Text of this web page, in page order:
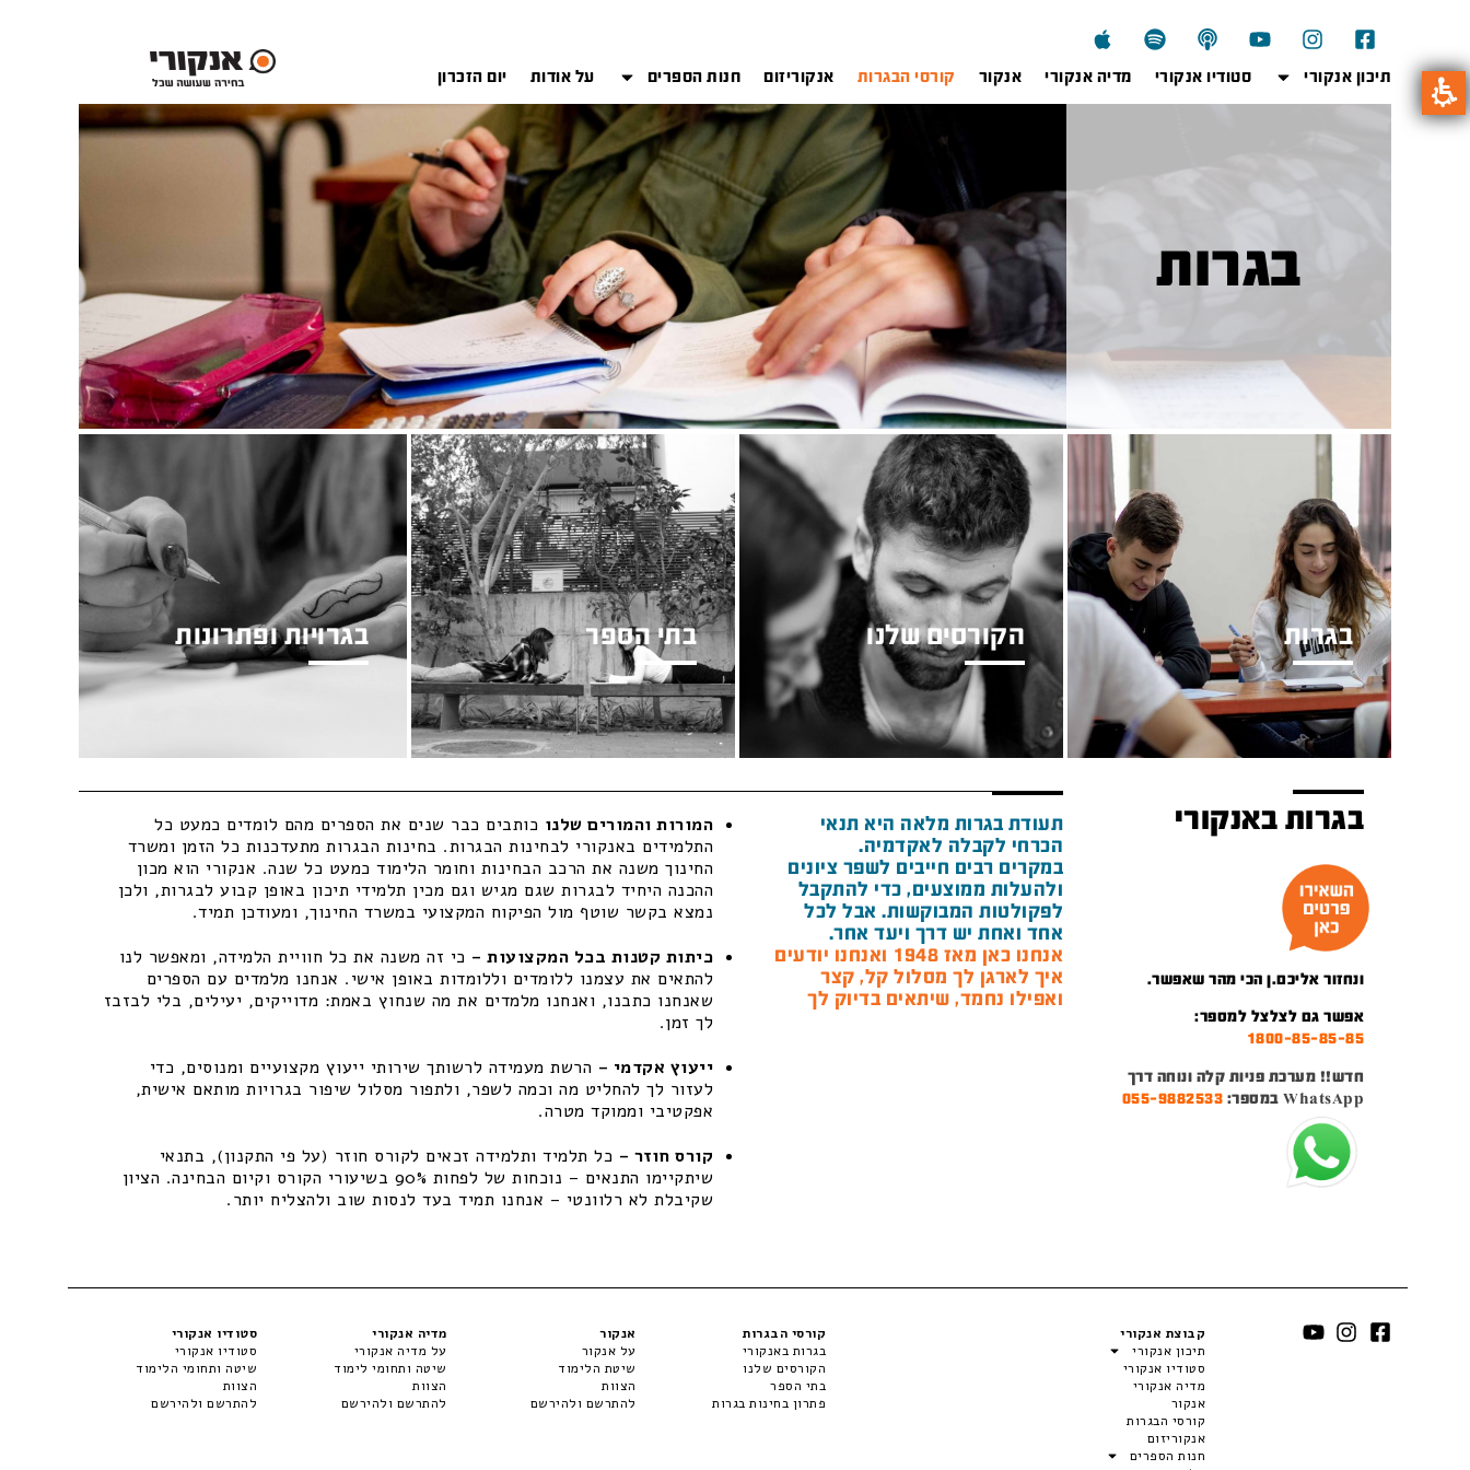
תיכון אנקורי סטודיו אנקורי מדיה אנקורי אנקור קורסי הבגרות אנקוריזום חנות הספרים על אודות יום הזכרון
בגרות
בגרות הקורסים שלנו בתי הספר בגרויות ופתרונות
בגרות באנקורי
ונחזור אליכם.ן הכי מהר שאפשר.
אפשר גם לצלצל למספר:
1800-85-85-85
חדש!! מערכת פניות קלה ונוחה דרך
WhatsApp במספר:
055-9882533
תעודת בגרות מלאה היא תנאי
הכרחי לקבלה לאקדמיה.
במקרים רבים חייבים לשפר ציונים
ולהעלות ממוצעים, כדי להתקבל
לפקולטות המבוקשות. אבל לכל
אחד ואחת יש דרך ויעד אחר.
אנחנו כאן מאז 1948 ואנחנו יודעים
איך לארגן לך מסלול קל, קצר
ואפילו נחמד, שיתאים בדיוק לך
המורות והמורים שלנו כותבים כבר שנים את הספרים מהם לומדים כמעט כל
התלמידים באנקורי לבחינות הבגרות. בחינות הבגרות מתעדכנות כל הזמן ומשרד
החינוך משנה את הרכב הבחינות וחומר הלימוד כמעט כל שנה. אנקורי הוא מכון
ההכנה היחיד לבגרות שגם מגיש וגם מכין תלמידי תיכון באופן קבוע לבגרות, ולכן
נמצא בקשר שוטף מול הפיקוח המקצועי במשרד החינוך, ומעודכן תמיד.
כיתות קטנות בכל המקצועות – כי זה משנה את כל חוויית הלמידה, ומאפשר לנו
להתאים את עצמנו ללומדים וללומדות באופן אישי. אנחנו מלמדים עם הספרים
שאנחנו כתבנו, ואנחנו מלמדים את מה שנחוץ באמת: מדוייקים, יעילים, בלי לבזבז
לך זמן.
ייעוץ אקדמי – הרשת מעמידה לרשותך שירותי ייעוץ מקצועיים ומנוסים, כדי
לעזור לך להחליט מה וכמה לשפר, ולתפור מסלול שיפור בגרויות מותאם אישית,
אפקטיבי וממוקד מטרה.
קורס חוזר – כל תלמיד ותלמידה זכאים לקורס חוזר (על פי התקנון), בתנאי
שיתקיימו התנאים – נוכחות של לפחות 90% בשיעורי הקורס וקיום הבחינה. הציון
שקיבלת לא רלוונטי – אנחנו תמיד בעד לנסות שוב ולהצליח יותר.
קבוצת אנקורי
תיכון אנקורי
סטודיו אנקורי
מדיה אנקורי
אנקור
קורסי הבגרות
אנקוריזום
חנות הספרים
קורסי הבגרות
בגרות באנקורי
הקורסים שלנו
בתי הספר
פתרון בחינות בגרות
אנקור
על אנקור
שיטת הלימוד
הצוות
להתרשם ולהירשם
מדיה אנקורי
על מדיה אנקורי
שיטה ותחומי לימוד
הצוות
להתרשם ולהירשם
סטודיו אנקורי
סטודיו אנקורי
שיטה ותחומי הלימוד
הצוות
להתרשם ולהירשם